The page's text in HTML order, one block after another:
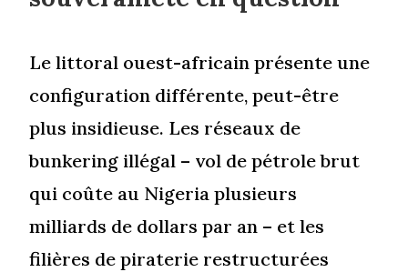
Le littoral ouest-africain présente une
configuration différente, peut-être
plus insidieuse. Les réseaux de
bunkering illégal – vol de pétrole brut
qui coûte au Nigeria plusieurs
milliards de dollars par an – et les
filières de piraterie restructurées